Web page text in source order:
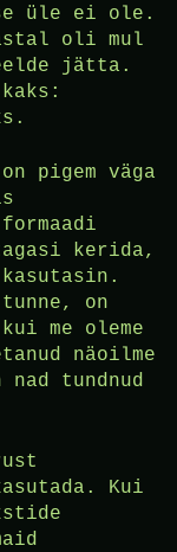
üle ei ole.
oli mul
jätta.
pigem väga
kerida,
on
me oleme
näoilme
tundnud
Kui